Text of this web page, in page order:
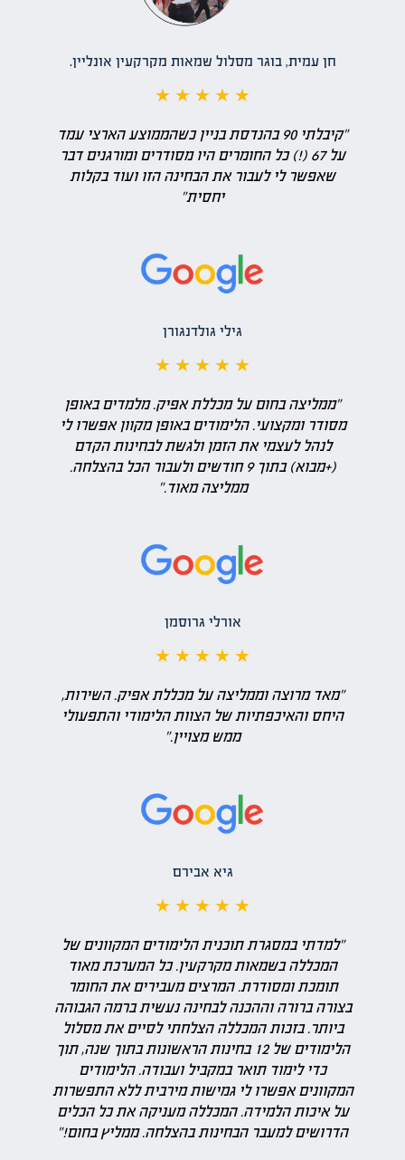
חן עמית, בוגר מסלול שמאות מקרקעין אונליין.
★ ★ ★ ★ ★
"קיבלתי 90 בהנדסת בניין כשהממוצע הארצי עמד
על 67 (!) כל החומרים היו מסודרים ומורגנים דבר
שאפשר לי לעבור את הבחינה הזו ועוד בקלות
יחסית"
גילי גולדנגורן
★ ★ ★ ★ ★
"ממליצה בחום על מכללת אפיק. מלמדים באופן
מסודר ומקצועי. הלימודים באופן מקוון אפשרו לי
לנהל לעצמי את הזמן ולגשת לבחינות הקדם
(+מבוא) בתוך 9 חודשים ולעבור הכל בהצלחה.
ממליצה מאוד."
אורלי גרוסמן
★ ★ ★ ★ ★
"מאד מרוצה וממליצה על מכללת אפיק. השירות,
היחס והאיכפתיות של הצוות הלימודי והתפעולי
ממש מצויין."
גיא אבירם
★ ★ ★ ★ ★
"למדתי במסגרת תוכנית הלימודים המקוונים של
המכללה בשמאות מקרקעין. כל המערכת מאוד
תומכת ומסודרת. המרצים מעבירים את החומר
בצורה ברורה וההכנה לבחינה נעשית ברמה הגבוהה
ביותר. בזכות המכללה הצלחתי לסיים את מסלול
הלימודים של 12 בחינות הראשונות בתוך שנה, תוך
כדי לימוד תואר במקביל ועבודה. הלימודים
המקוונים אפשרו לי גמישות מירבית ללא התפשרות
על איכות הלמידה. המכללה מעניקה את כל הכלים
הדרושים למעבר הבחינות בהצלחה. ממליץ בחום!"